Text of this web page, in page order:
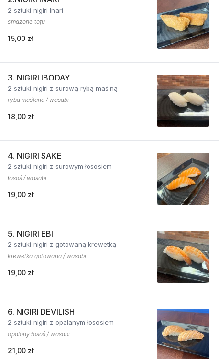
2 sztuki nigiri Inari
smażone tofu
15,00 zł
3. NIGIRI IBODAY
2 sztuki nigiri z surową rybą maślną
ryba maślana / wasabi
18,00 zł
4. NIGIRI SAKE
2 sztuki nigiri z surowym łososiem
łosoś / wasabi
19,00 zł
5. NIGIRI EBI
2 sztuki nigiri z gotowaną krewetką
krewetka gotowana / wasabi
19,00 zł
6. NIGIRI DEVILISH
2 sztuki nigiri z opalanym łososiem
opalony łosoś / wasabi
21,00 zł